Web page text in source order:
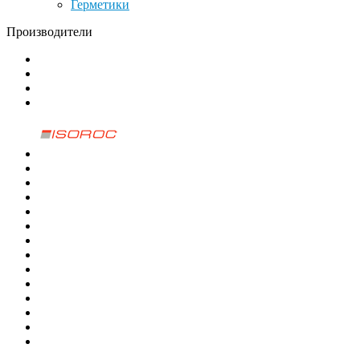
Герметики
Производители